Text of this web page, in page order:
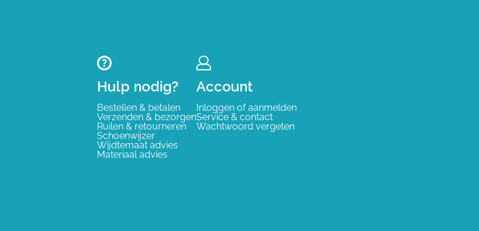
Hulp nodig?
Bestellen & betalen
Verzenden & bezorgen
Ruilen & retourneren
Schoenwijzer
Wijdtemaat advies
Materiaal advies
Account
Inloggen of aanmelden
Service & contact
Wachtwoord vergeten